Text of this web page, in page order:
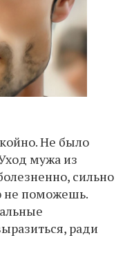
Не было
мужа из
сильно
не поможешь.
ради